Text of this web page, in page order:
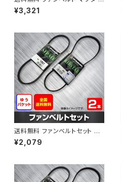
X-3 型式DK5AW H28.10～H
30.05 （国内トップメーカー） 1
¥3,321
送料無料 ファンベルトセット マ
ツダ ラピュタ 型式HP12S H13.
04～H13.10 （国内トップメーカ
¥2,079